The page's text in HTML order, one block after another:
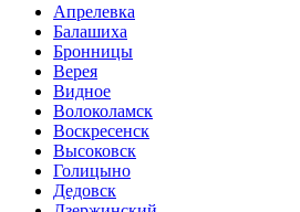
Апрелевка
Балашиха
Бронницы
Верея
Видное
Волоколамск
Воскресенск
Высоковск
Голицыно
Дедовск